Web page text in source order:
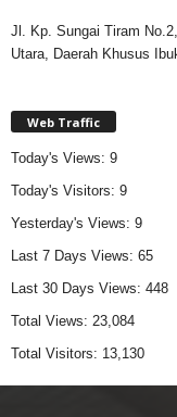
Jl. Kp. Sungai Tiram
Utara, Daerah Khusus
Web Traffic
Today's Views: 9
Today's Visitors: 9
Yesterday's Views: 9
Last 7 Days Views: 65
Last 30 Days Views: 448
Total Views: 23,084
Total Visitors: 13,130